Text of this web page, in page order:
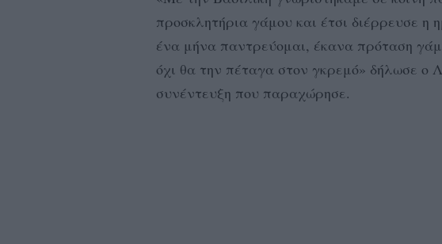
προσκλητήρια γάμου και έτσι διέρρευσε η
ένα μήνα παντρεύομαι, έκανα πρόταση
όχι θα την πέταγα στον γκρεμό» δήλωσε ο
συνέντευξη που παραχώρησε.